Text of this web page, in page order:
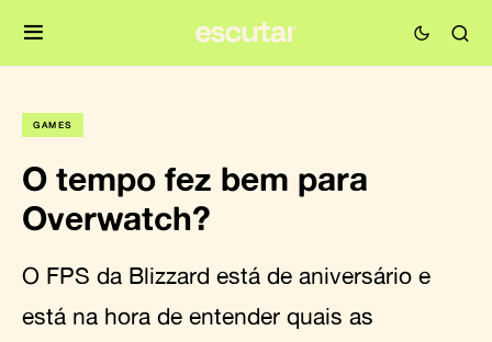
GAMES
O tempo fez bem para
Overwatch?
O FPS da Blizzard está de aniversário e
está na hora de entender quais as